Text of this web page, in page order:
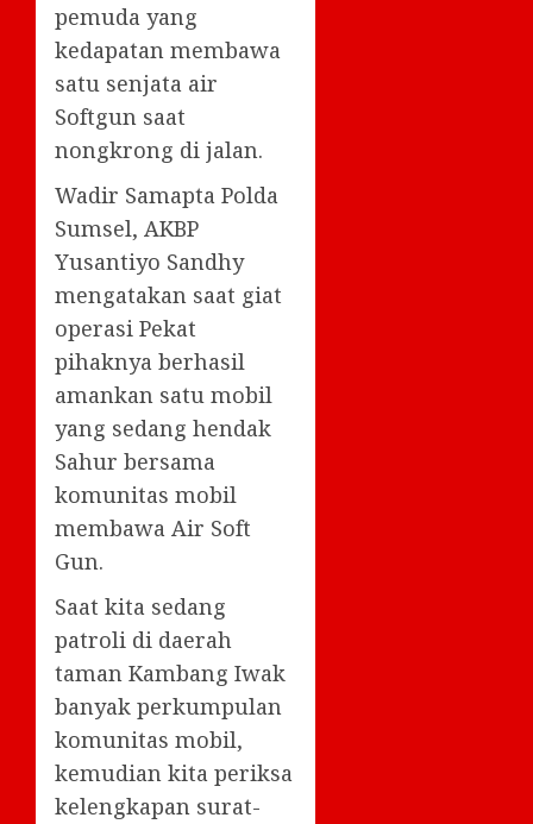
pemuda yang
kedapatan membawa
satu senjata air
Softgun saat
nongkrong di jalan.
Wadir Samapta Polda
Sumsel, AKBP
Yusantiyo Sandhy
mengatakan saat giat
operasi Pekat
pihaknya berhasil
amankan satu mobil
yang sedang hendak
Sahur bersama
komunitas mobil
membawa Air Soft
Gun.
Saat kita sedang
patroli di daerah
taman Kambang Iwak
banyak perkumpulan
komunitas mobil,
kemudian kita periksa
kelengkapan surat-